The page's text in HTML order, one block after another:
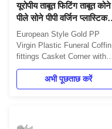
यूरोपीय ताबूत फिटिंग ताबूत कोने
पीले सोने पीपी वर्जिन प्लास्टिक
18# स्टील ट्यूब के साथ
European Style Gold PP
Virgin Plastic Funeral Coffin
fittings Casket Corner with
Steel tubes Product
Description: One set include
4pcs big casket carners, 8
(203cm) and 2pcs 26' short
अभी पूछताछ करें